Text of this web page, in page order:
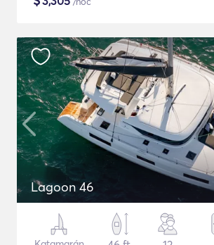
Lagoon 46